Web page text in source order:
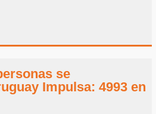
se
Impulsa: 4993 en